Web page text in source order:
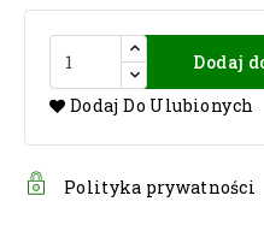
Dodaj
Dodaj Do Ulubionych
Polityka prywatności